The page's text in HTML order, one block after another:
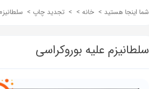
شما اینجا هستید > خانه >
> تجدید چاپ >
سلطانیزم علیه بوروکراسی